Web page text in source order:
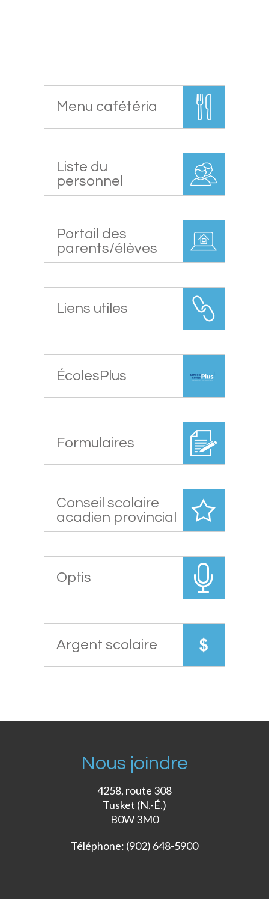
Menu cafétéria
Liste du
personnel
Portail des
parents/élèves
Liens utiles
ÉcolesPlus
Formulaires
Conseil scolaire
acadien provincial
Optis
Argent scolaire
Nous joindre
4258, route 308
Tusket (N.-É.)
B0W 3M0
Téléphone: (902) 648-5900